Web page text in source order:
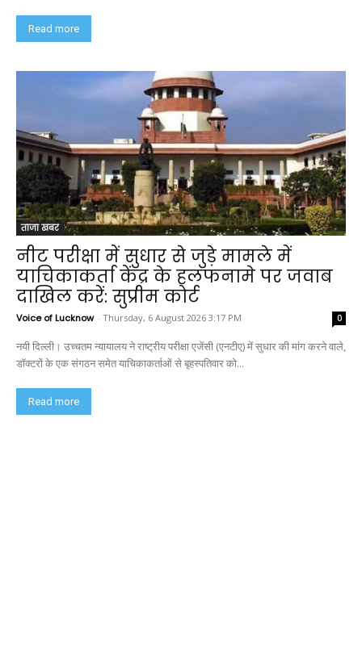
Read more
ताजा खबर
नीट परीक्षा में सुधार से जुड़े मामले में
याचिकाकर्ता केंद्र के हलफनामे पर जवाब
दाखिल करें: सुप्रीम कोर्ट
Voice of Lucknow - Thursday, 6 August 2026 3:17 PM 0
नयी दिल्ली। उच्चतम न्यायालय ने राष्ट्रीय परीक्षा एजेंसी (एनटीए) में सुधार की मांग करने वाले,
डॉक्टरों के एक संगठन समेत याचिकाकर्ताओं से बृहस्पतिवार को...
Read more